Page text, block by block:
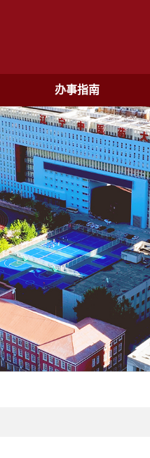
办事指南